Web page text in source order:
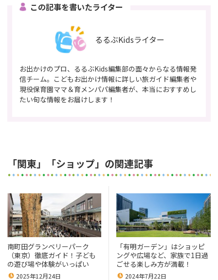
この記事を書いたライター
るるぶKidsライター
お出かけのプロ、るるぶKids編集部の面々からなる情報発
信チーム。こどもお出かけ情報に詳しい旅ガイド編集者や
現役保育園ママ＆育メンパパ編集者が、本当におすすめし
たい旬な情報をお届けします！
「関東」「ショップ」の関連記事
南町田グランベリーパーク
（東京）徹底ガイド！子ども
の遊び場や体験がいっぱい
2025年12月24日
「有明ガーデン」はショッピ
ングや広場など、家族で1日過
ごせる楽しみ方が満載！
2024年7月22日